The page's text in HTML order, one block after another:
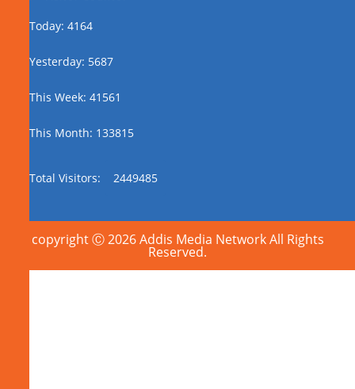
Today: 4164
Yesterday: 5687
This Week: 41561
This Month: 133815
Total Visitors: 2449485
copyright Ⓒ 2026 Addis Media Network All Rights
Reserved.